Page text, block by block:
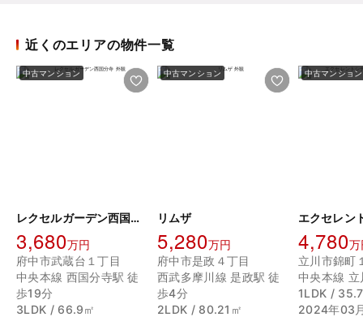
近くのエリアの物件一覧
中古マンション
レクセルガーデン西国分寺
3,680万円
府中市武蔵台１丁目
中央本線 西国分寺駅 徒
歩19分
3LDK / 66.9㎡
中古マンション
リムザ
5,280万円
府中市是政４丁目
西武多摩川線 是政駅 徒
歩4分
2LDK / 80.21㎡
中古マンション
4,780万
立川市錦町
中央本線
1LDK /
2024年03